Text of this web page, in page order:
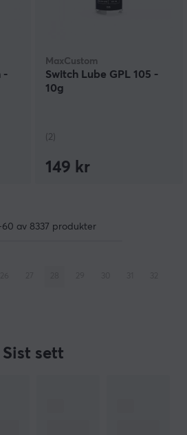
-
MaxCustom
Switch Lube GPL 105 -
10g
(2)
149 kr
60 av 8337 produkter
Sist sett